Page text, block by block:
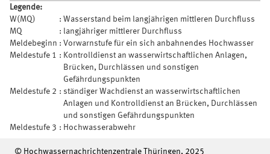
Legende:
W(MQ)
: Wasserstand beim langjährigen mittleren Durchfluss
MQ
: langjähriger mittlerer Durchfluss
Meldebeginn : Vorwarnstufe für ein sich anbahnendes Hochwasser
Meldestufe 1 : Kontrolldienst an wasserwirtschaftlichen Anlagen,
Brücken, Durchlässen und sonstigen
Gefährdungspunkten
Meldestufe 2 : ständiger Wachdienst an wasserwirtschaftlichen
Anlagen und Kontrolldienst an Brücken, Durchlässen
und sonstigen Gefährdungspunkten
Meldestufe 3 : Hochwasserabwehr
© Hochwassernachrichtenzentrale Thüringen, 2025